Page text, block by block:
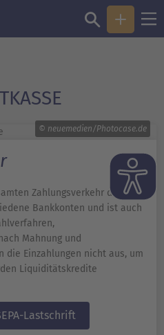
© neuemedien/Photocase.de
Zahlungsverkehr der
Bankkonten und ist auch
Mahnung und
die Einzahlungen nicht aus, um
Liquiditätskredite
Lastschrift